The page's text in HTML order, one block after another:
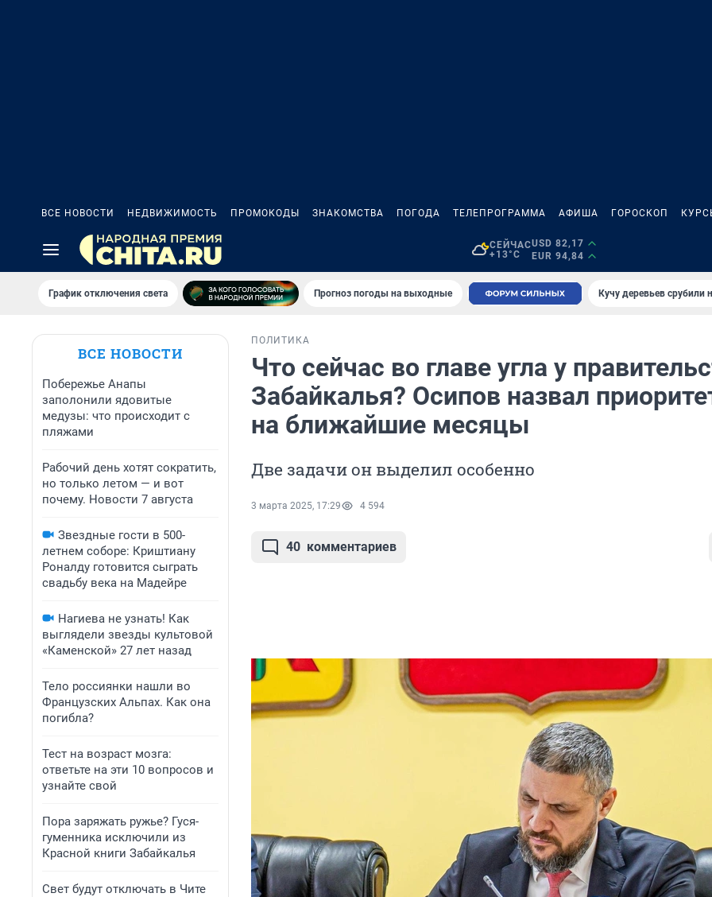
ВСЕ НОВОСТИ НЕДВИЖИМОСТЬ ПРОМОКОДЫ ЗНАКОМСТВА ПОГОДА ТЕЛЕПРОГРАММА АФИША ГОРОСКОП
СЕЙЧАС
+13°C
USD 82,17
EUR 94,84
График отключения света Прогноз погоды на выходные Кучу деревьев срубили
ВСЕ НОВОСТИ
Побережье Анапы
заполонили ядовитые
медузы: что происходит с
пляжами
Рабочий день хотят сократить,
но только летом — и вот
почему. Новости 7 августа
Звездные гости в 500-
летнем соборе: Криштиану
Роналду готовится сыграть
свадьбу века на Мадейре
Нагиева не узнать! Как
выглядели звезды культовой
«Каменской» 27 лет назад
Тело россиянки нашли во
Французских Альпах. Как она
погибла?
Тест на возраст мозга:
ответьте на эти 10 вопросов и
узнайте свой
Пора заряжать ружье? Гуся-
гуменника исключили из
Красной книги Забайкалья
Свет будут отключать в Чите
ПОЛИТИКА
Что сейчас во главе угла у
Забайкалья? Осипов назвал
на ближайшие месяцы
Две задачи он выделил особенно
3 марта 2025, 17:29 4 594
40 комментариев